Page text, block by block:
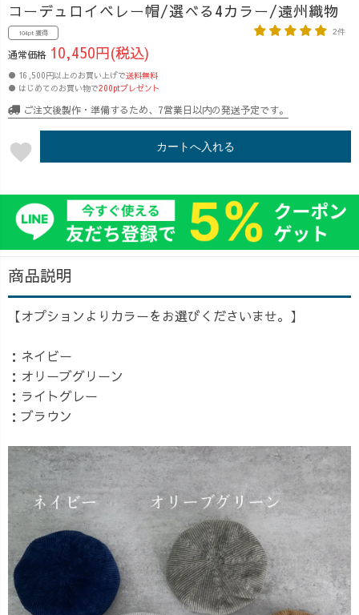
コーデュロイベレー帽/選べる4カラー/遠州織物
104pt 獲得 2件
通常価格 10,450円(税込)
● 16,500円以上のお買い上げで送料無料
● はじめてのお買い物で200ptプレゼント
ご注文後製作・準備するため、7営業日以内の発送予定です。
favorite カートへ入れる
商品説明
【オプションよりカラーをお選びくださいませ。】
：ネイビー
：オリーブグリーン
：ライトグレー
：ブラウン